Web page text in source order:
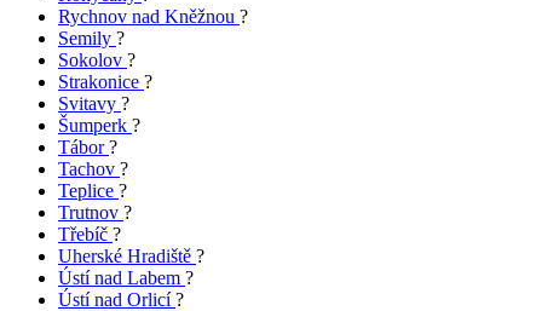
Rychnov nad Kněžnou ?
Semily ?
Sokolov ?
Strakonice ?
Svitavy ?
Šumperk ?
Tábor?
Tachov ?
Teplice ?
Trutnov ?
Třebíč ?
Uherské Hradiště ?
Ústí nad Labem ?
Ústí nad Orlicí?